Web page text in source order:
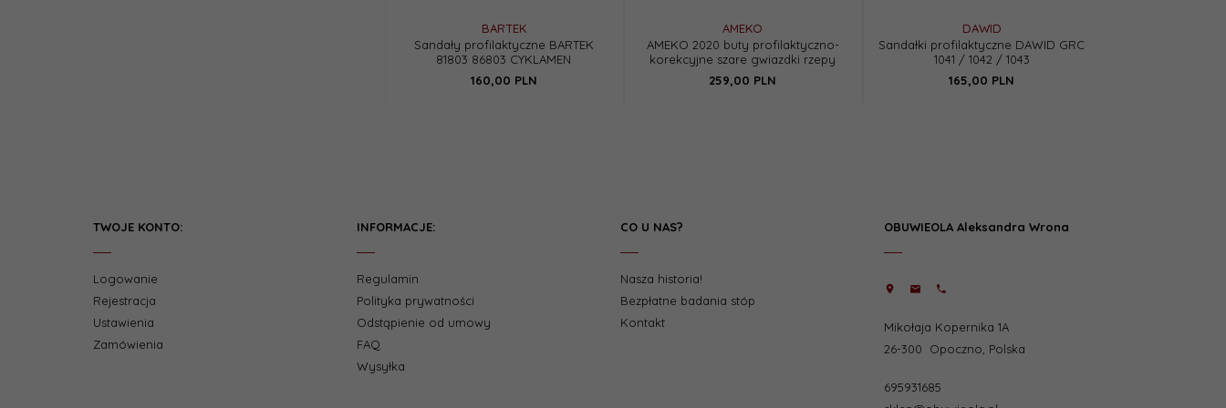
BARTEK
Sandały profilaktyczne BARTEK
81803 86803 CYKLAMEN
160,00 PLN
AMEKO
AMEKO 2020 buty profilaktyczno-
korekcyjne szare gwiazdki rzepy
259,00 PLN
DAWID
Sandałki profilaktyczne DAWID GRC
1041 / 1042 / 1043
165,00 PLN
TWOJE KONTO:
Logowanie
Rejestracja
Ustawienia
Zamówienia
INFORMACJE:
Regulamin
Polityka prywatności
Odstąpienie od umowy
FAQ
Wysyłka
CO U NAS?
Nasza historia!
Bezpłatne badania stóp
Kontakt
OBUWIEOLA Aleksandra Wrona
Mikołaja Kopernika 1A
26-300
Opoczno Polska
695931685